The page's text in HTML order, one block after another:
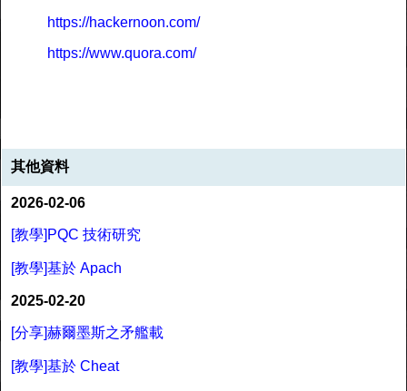
https://hackernoon.com/
https://www.quora.com/
其他資料
2026-02-06
[教學]PQC 技術研究
[教學]基於 Apach
2025-02-20
[分享]赫爾墨斯之矛艦載
[教學]基於 Cheat